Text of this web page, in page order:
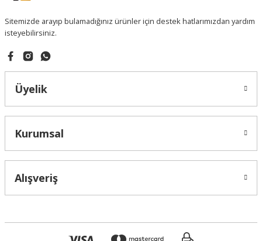
Sitemizde arayıp bulamadığınız ürünler için destek hatlarımızdan yardım
isteyebilirsiniz.
Üyelik
Kurumsal
Alışveriş